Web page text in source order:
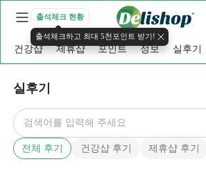
출석체크 현황
출석체크하고 최대 5천포인트 받기!
건강샵 제휴샵 포인트 정보 실후기
실후기
전체 후기 건강샵 후기 제휴샵 후기